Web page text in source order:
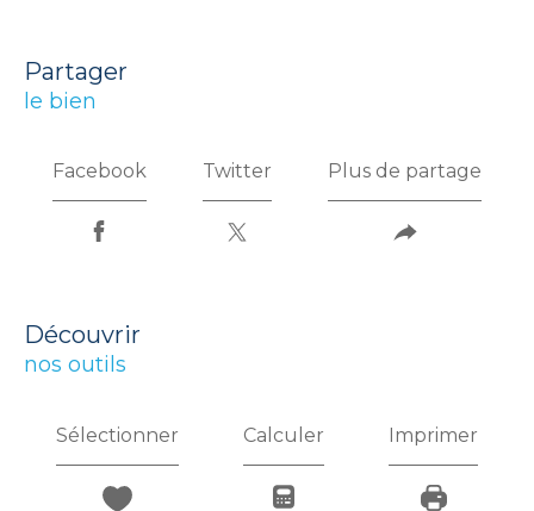
partager
le bien
Facebook Twitter Plus de partage
découvrir
nos outils
Sélectionner Calculer Imprimer